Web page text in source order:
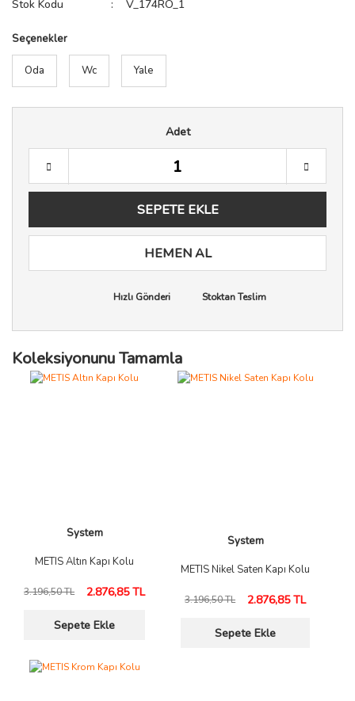
Stok Kodu
V_174RO_1
Seçenekler
Oda Wc Yale
Adet
SEPETE EKLE
HEMEN AL
Hızlı Gönderi Stoktan Teslim
Koleksiyonunu Tamamla
System
METIS Altın Kapı Kolu
3.196,50 TL 2.876,85 TL
Sepete Ekle
System
METIS Nikel Saten Kapı Kolu
3.196,50 TL 2.876,85 TL
Sepete Ekle